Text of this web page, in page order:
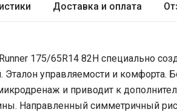
Доставка и оплата
175/65R14 82H специально
Эталон управляемости и комфорта.
и приводит к
Направленный симметричный